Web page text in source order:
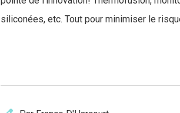
siliconées, etc. Tout pour minimiser le